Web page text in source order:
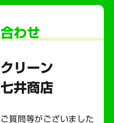
わせ
リーン
井商店
質問等がございました